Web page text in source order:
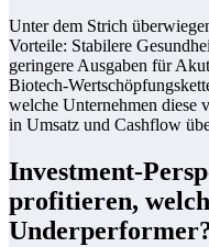
Unter dem Strich
Vorteile: Stabilere
geringere Ausgaben für
Biotech-
welche Unternehmen diese
in Umsatz und Cashflow
Investment-
profitieren,